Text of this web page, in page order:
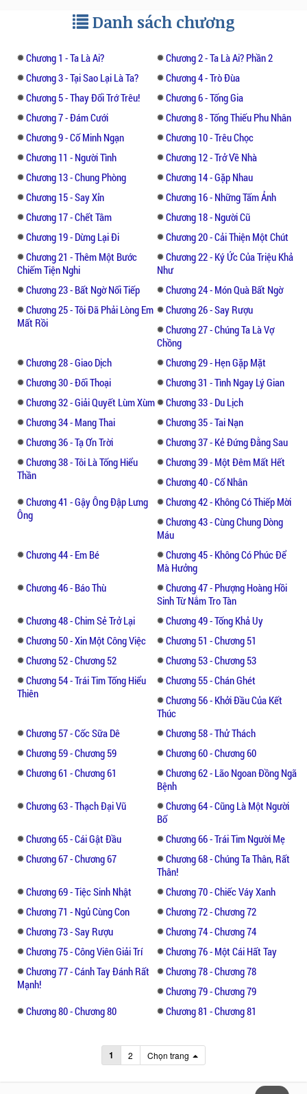
Lam là nhân viên của một shop quần áo
trong trung tâm thương mại lớn, có một vị
đứa nhỏ tay bị dính kem muốn chùi vào
quần áo bị Tâm Lam phát hiện, hét to ngăn
cản, vì bị bất ngờ nên đứa nhỏ ngưng ngay
hành động nhưng sau đó nó lại khóc thét
lên.
Người phụ nữ không cần biết rõ nguyên
nhân cứ như vậy chỉ trích cô. Sở Tâm Lam
đã phải cúi đầu nhận lỗi nghe mọi sự chỉ
trích một cách vô lý để giữ lại công việc này
nhưng người phụ nữ đó không muốn buông
tha cho cô, bà ta nói nếu như cô không bị
đuổi việc thì bà ta sẽ không để yên chuyện
này. Để làm vui lòng khách hàng có thể
Bạch Kim cửa hàng đã chấp nhận đuổi việc
Tâm Lam ngay lập tức để mọi chuyện không
trở nên ồn ào hơn..
"Sở Tâm Lam! Mày thật mất mặt!"
Danh sách chương
Chương 1 - Ta Là Ai?
Chương 2 - Ta Là Ai? Phần 2
Chương 3 - Tại Sao Lại Là Ta?
Chương 4 - Trò Đùa
Chương 5 - Thay Đổi Trớ Trêu!
Chương 6 - Tống Gia
Chương 7 - Đám Cưới
Chương 8 - Tống Thiếu Phu Nhân
Chương 9 - Cố Minh Ngạn
Chương 10 - Trêu Chọc
Chương 11 - Người Tình
Chương 12 - Trở Về Nhà
Chương 13 - Chung Phòng
Chương 14 - Gặp Nhau
Chương 15 - Say Xỉn
Chương 16 - Những Tấm Ảnh
Chương 17 - Chết Tâm
Chương 18 - Người Cũ
Chương 19 - Dừng Lại Đi
Chương 20 - Cải Thiện Một Chút
Chương 21 - Thêm Một Bước
Chiếm Tiện Nghi
Chương 22 - Ký Ức Của Triệu Khả
Như
Chương 23 - Bất Ngờ Nối Tiếp
Chương 24 - Món Quà Bất Ngờ
Chương 25 - Tôi Đã Phải Lòng Em
Mất Rồi
Chương 26 - Say Rượu
Chương 27 - Chúng Ta Là Vợ
Chồng
Chương 28 - Giao Dịch
Chương 29 - Hẹn Gặp Mặt
Chương 30 - Đối Thoại
Chương 31 - Tình Ngay Lý Gian
Chương 32 - Giải Quyết Lùm Xùm
Chương 33 - Du Lịch
Chương 34 - Mang Thai
Chương 35 - Tai Nạn
Chương 36 - Tạ Ơn Trời
Chương 37 - Kẻ Đứng Đằng Sau
Chương 38 - Tôi Là Tống Hiểu
Thần
Chương 39 - Một Đêm Mất Hết
Chương 40 - Cố Nhân
Chương 41 - Gậy Ông Đập Lưng
Ông
Chương 42 - Không Có Thiếp Mời
Chương 43 - Cùng Chung Dòng
Máu
Chương 44 - Em Bé
Chương 45 - Không Có Phúc Để
Mà Hưởng
Chương 46 - Báo Thù
Chương 47 - Phượng Hoàng Hồi
Sinh Từ Nắm Tro Tàn
Chương 48 - Chim Sẻ Trở Lại
Chương 49 - Tống Khả Uy
Chương 50 - Xin Một Công Việc
Chương 51 - Chương 51
Chương 52 - Chương 52
Chương 53 - Chương 53
Chương 54 - Trái Tim Tống Hiểu
Thiên
Chương 55 - Chán Ghét
Chương 56 - Khởi Đầu Của Kết
Thúc
Chương 57 - Cốc Sữa Dê
Chương 58 - Thử Thách
Chương 59 - Chương 59
Chương 60 - Chương 60
Chương 61 - Chương 61
Chương 62 - Lão Ngoan Đồng Ngã
Bệnh
Chương 63 - Thạch Đại Vũ
Chương 64 - Cũng Là Một Người
Bố
Chương 65 - Cái Gật Đầu
Chương 66 - Trái Tim Người Mẹ
Chương 67 - Chương 67
Chương 68 - Chúng Ta Thân, Rất
Thân!
Chương 69 - Tiệc Sinh Nhật
Chương 70 - Chiếc Váy Xanh
Chương 71 - Ngủ Cùng Con
Chương 72 - Chương 72
Chương 73 - Say Rượu
Chương 74 - Chương 74
Chương 75 - Công Viên Giải Trí
Chương 76 - Một Cái Hất Tay
Chương 77 - Cánh Tay Đánh Rất
Mạnh!
Chương 78 - Chương 78
Chương 79 - Chương 79
Chương 80 - Chương 80
Chương 81 - Chương 81
1 2 Chọn trang